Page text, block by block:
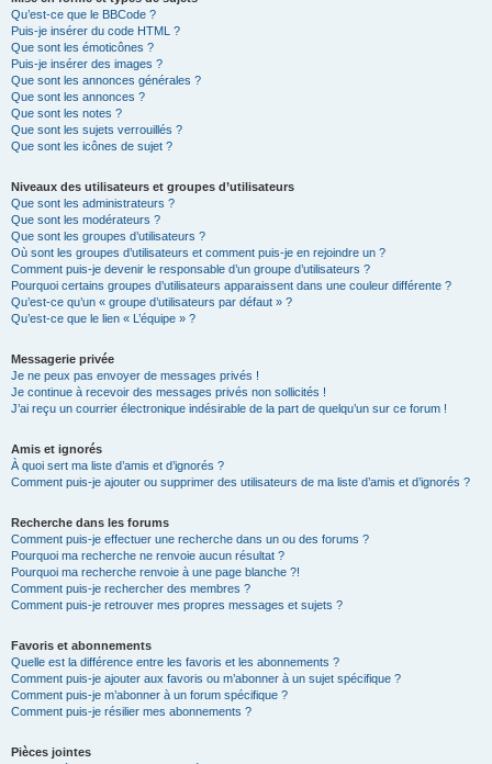
Qu’est-ce que le BBCode ?
Puis-je insérer du code HTML ?
Que sont les émoticônes ?
Puis-je insérer des images ?
Que sont les annonces générales ?
Que sont les annonces ?
Que sont les notes ?
Que sont les sujets verrouillés ?
Que sont les icônes de sujet ?
Niveaux des utilisateurs et groupes d’utilisateurs
Que sont les administrateurs ?
Que sont les modérateurs ?
Que sont les groupes d’utilisateurs ?
Où sont les groupes d’utilisateurs et comment puis-je en rejoindre un ?
Comment puis-je devenir le responsable d’un groupe d’utilisateurs ?
Pourquoi certains groupes d’utilisateurs apparaissent dans une couleur différente ?
Qu’est-ce qu’un « groupe d’utilisateurs par défaut » ?
Qu’est-ce que le lien « L’équipe » ?
Messagerie privée
Je ne peux pas envoyer de messages privés !
Je continue à recevoir des messages privés non sollicités !
J’ai reçu un courrier électronique indésirable de la part de quelqu’un sur ce forum !
Amis et ignorés
À quoi sert ma liste d’amis et d’ignorés ?
Comment puis-je ajouter ou supprimer des utilisateurs de ma liste d’amis et d’ignorés ?
Recherche dans les forums
Comment puis-je effectuer une recherche dans un ou des forums ?
Pourquoi ma recherche ne renvoie aucun résultat ?
Pourquoi ma recherche renvoie à une page blanche ?!
Comment puis-je rechercher des membres ?
Comment puis-je retrouver mes propres messages et sujets ?
Favoris et abonnements
Quelle est la différence entre les favoris et les abonnements ?
Comment puis-je ajouter aux favoris ou m’abonner à un sujet spécifique ?
Comment puis-je m’abonner à un forum spécifique ?
Comment puis-je résilier mes abonnements ?
Pièces jointes